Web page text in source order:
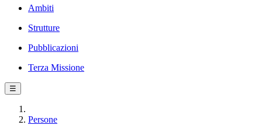
Ambiti
Strutture
Pubblicazioni
Terza Missione
☰
Persone